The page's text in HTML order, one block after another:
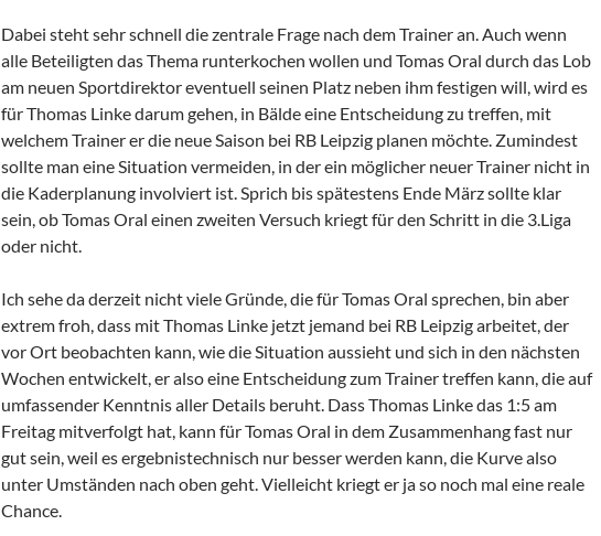
Dabei steht sehr schnell die zentrale Frage nach dem Trainer an. Auch wenn
alle Beteiligten das Thema runterkochen wollen und Tomas Oral durch das Lob
am neuen Sportdirektor eventuell seinen Platz neben ihm festigen will, wird es
für Thomas Linke darum gehen, in Bälde eine Entscheidung zu treffen, mit
welchem Trainer er die neue Saison bei RB Leipzig planen möchte. Zumindest
sollte man eine Situation vermeiden, in der ein möglicher neuer Trainer nicht in
die Kaderplanung involviert ist. Sprich bis spätestens Ende März sollte klar
sein, ob Tomas Oral einen zweiten Versuch kriegt für den Schritt in die 3.Liga
oder nicht.
Ich sehe da derzeit nicht viele Gründe, die für Tomas Oral sprechen, bin aber
extrem froh, dass mit Thomas Linke jetzt jemand bei RB Leipzig arbeitet, der
vor Ort beobachten kann, wie die Situation aussieht und sich in den nächsten
Wochen entwickelt, er also eine Entscheidung zum Trainer treffen kann, die auf
umfassender Kenntnis aller Details beruht. Dass Thomas Linke das 1:5 am
Freitag mitverfolgt hat, kann für Tomas Oral in dem Zusammenhang fast nur
gut sein, weil es ergebnistechnisch nur besser werden kann, die Kurve also
unter Umständen nach oben geht. Vielleicht kriegt er ja so noch mal eine reale
Chance.